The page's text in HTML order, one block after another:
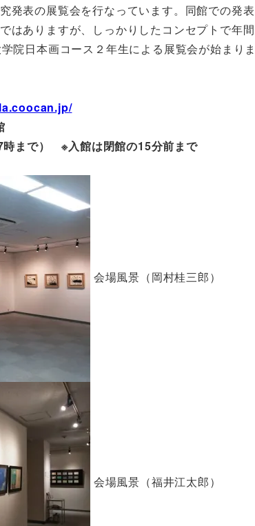
発表の展覧会を行なっています。同館での発
はありますが、しっかりしたコンセプトで年
院日本画コース２年生による展覧会が始まりま
時まで） ※入館は閉館の15分前まで
会場風景（岡村桂三郎）
会場風景（福井江太郎）